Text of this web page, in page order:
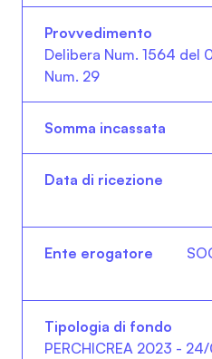
Delibera Num. 1564
Num. 29
PERCHICREA 2023 -